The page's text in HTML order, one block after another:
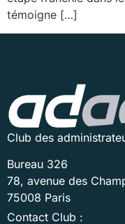
témoigne […]
Club des
Bureau 326
78, avenue des
75008 Paris
Contact Club :